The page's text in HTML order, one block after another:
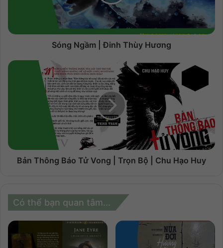
Sóng Ngầm | Đinh Thùy Hương
Bản Thông Báo Tử Vong | Trọn Bộ | Chu Hạo Huy
Có thể bạn quan tâm...